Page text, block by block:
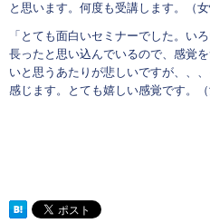
と思います。何度も受講します。（女
「とても面白いセミナーでした。い
長ったと思い込んでいるので、感覚
いと思うあたりが悲しいですが、、
感じます。とても嬉しい感覚です。（